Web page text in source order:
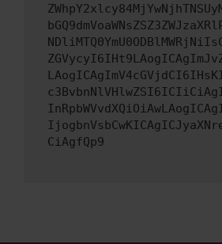
CiAgfQp9